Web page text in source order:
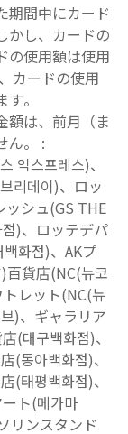
期間中にカード
かし、カードの
の使用額は使用
カードの使用
。
額は、前月（ま
ん。 :
익스프레스)、
리데이)、ロッ
ッシュ(GS THE
)、ロッテデパ
화점)、AKプ
百貨店(NC(뉴코
レット(NC(뉴
)、ギャラリア
(대구백화점)、
(동아백화점)、
(태평백화점)、
ト(메가마
リンスタンド